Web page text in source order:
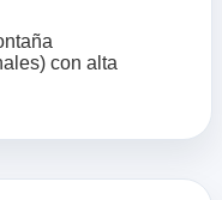
con alta